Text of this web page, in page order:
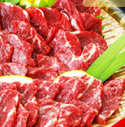
★国産★上赤身馬刺し1000g【熊